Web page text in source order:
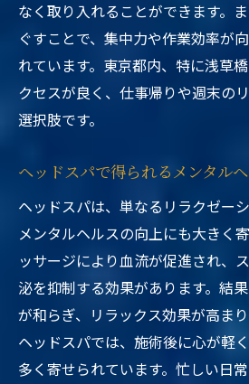
なく取り入れることができます。
ぐすことで、集中力や作業効率が
れています。東京都内、特に浅草
クセスが良く、仕事帰りや週末の
選択肢です。
ヘッドスパで得られるメンタル
ヘッドスパは、単なるリラクゼー
メンタルヘルスの向上にも大きく
ッサージにより血流が促進され、
泌を抑制する効果があります。結
が和らぎ、リラックス効果が高ま
ヘッドスパでは、施術後に心が軽
多く寄せられています。忙しい日